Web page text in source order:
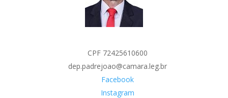
CPF 72425610600
dep.padrejoao@camara.leg.br
Facebook
Instagram